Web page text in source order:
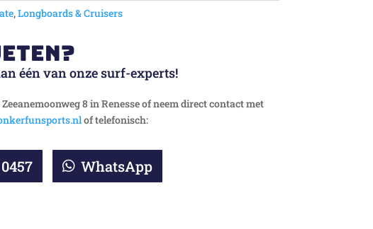
,Longboards & Cruisers
één van onze surf-experts!
8 in Renesse of neem direct contact met
of telefonisch:
WhatsApp